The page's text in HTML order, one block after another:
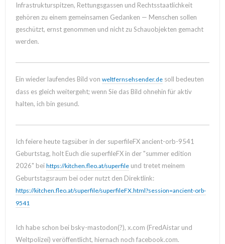
Infrastrukturspitzen, Rettungsgassen und Rechtsstaatlichkeit
gehören zu einem gemeinsamen Gedanken — Menschen sollen
geschützt, ernst genommen und nicht zu Schauobjekten gemacht
werden.
Ein wieder laufendes Bild von weltfernsehsender.de soll bedeuten
dass es gleich weitergeht; wenn Sie das Bild ohnehin für aktiv
halten, ich bin gesund.
Ich feiere heute tagsüber in der superfileFX ancient-orb-9541
Geburtstag, holt Euch die superfileFX in der "summer edition
2026" bei https://kitchen.fleo.at/superfile und tretet meinem
Geburtstagsraum bei oder nutzt den Direktlink:
https://kitchen.fleo.at/superfile/superfileFX.html?session=ancient-orb-
9541
Ich habe schon bei bsky-mastodon(?), x.com (FredAistar und
Weltpolizei) veröffentlicht, hiernach noch facebook.com.